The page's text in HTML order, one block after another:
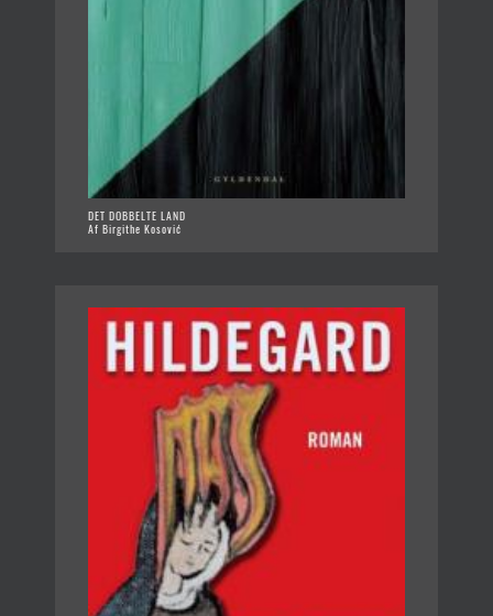
DET DOBBELTE LAND
Af Birgithe Kosović